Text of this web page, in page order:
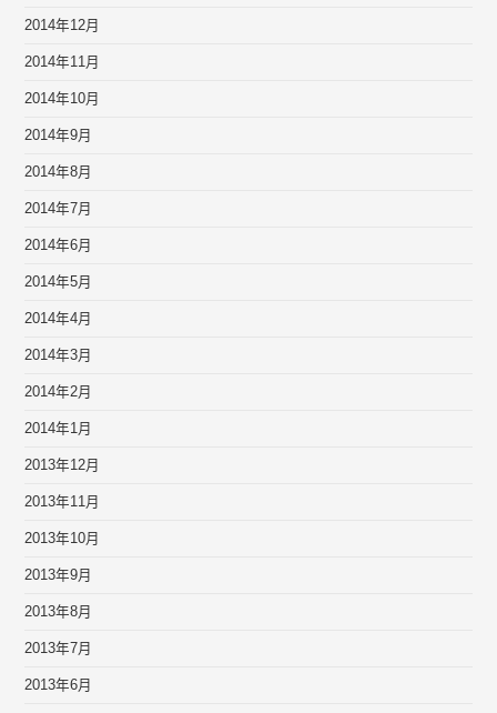
2014年12月
2014年11月
2014年10月
2014年9月
2014年8月
2014年7月
2014年6月
2014年5月
2014年4月
2014年3月
2014年2月
2014年1月
2013年12月
2013年11月
2013年10月
2013年9月
2013年8月
2013年7月
2013年6月